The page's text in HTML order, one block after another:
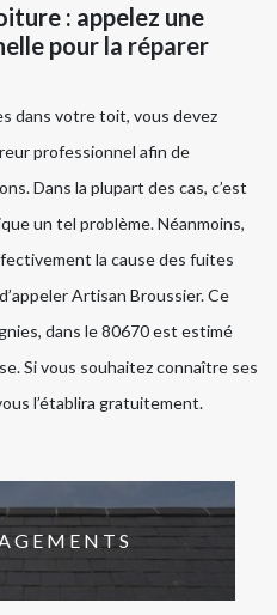
: appelez une
pour la réparer
dans votre toit, vous devez
professionnel afin de
Dans la plupart des cas, c’est
un tel problème. Néanmoins,
la cause des fuites
Artisan Broussier. Ce
dans le 80670 est estimé
Si vous souhaitez connaître ses
l’établira gratuitement.